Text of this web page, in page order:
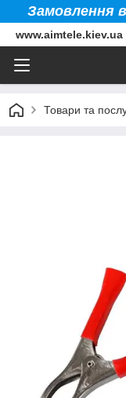
Замовлення
Товари та